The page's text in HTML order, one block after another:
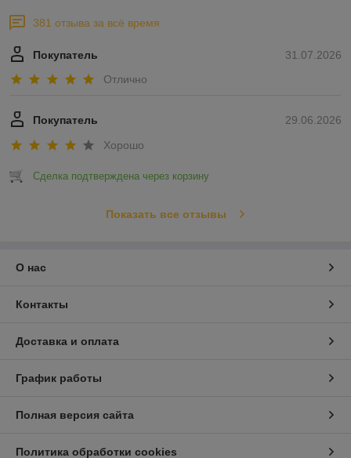
381 отзыва за всё время
31.07.2026
Покупатель
Отлично
29.06.2026
Покупатель
Хорошо
Сделка подтверждена через корзину
Показать все отзывы
О нас
Контакты
Доставка и оплата
График работы
Полная версия сайта
Политика обработки cookies